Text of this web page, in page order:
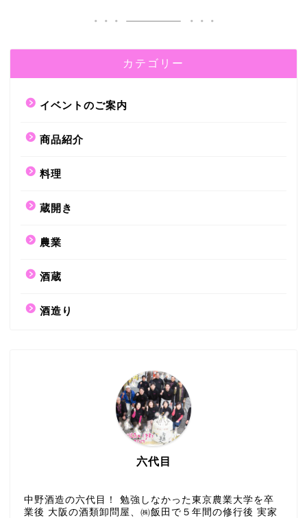
カテゴリー
イベントのご案内
商品紹介
料理
蔵開き
農業
酒蔵
酒造り
六代目
中野酒造の六代目！ 勉強しなかった東京農業大学を卒
業後 大阪の酒類卸問屋、㈱飯田で５年間の修行後 実家